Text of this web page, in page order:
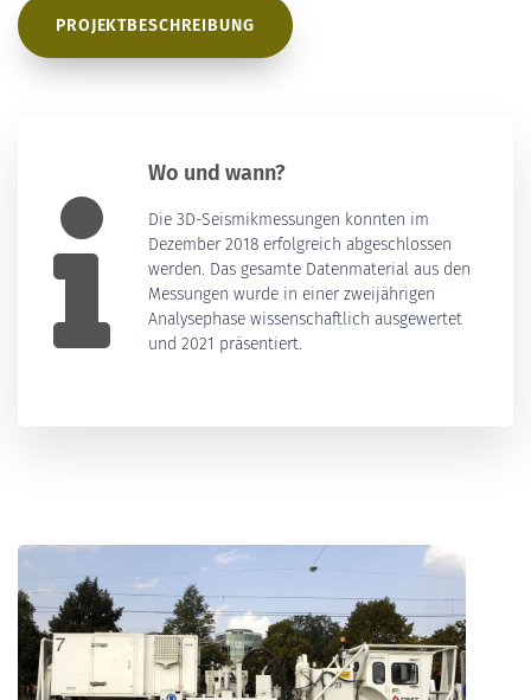
PROJEKTBESCHREIBUNG
Wo und wann?
Die 3D-Seismikmessungen konnten im
Dezember 2018 erfolgreich abgeschlossen
werden. Das gesamte Datenmaterial aus den
Messungen wurde in einer zweijährigen
Analysephase wissenschaftlich ausgewertet
und 2021 präsentiert.